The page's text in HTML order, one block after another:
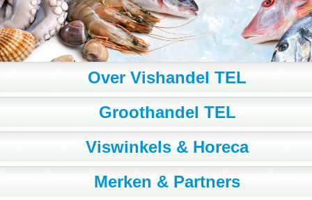
1/2
Over Vishandel TEL
Groothandel TEL
Viswinkels & Horeca
Merken & Partners